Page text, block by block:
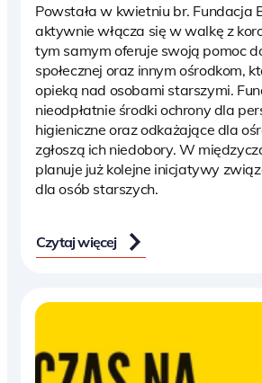
Powstała w kwietniu br. Fundacja
aktywnie włącza się w walkę z
tym samym oferuje swoją pomoc
społecznej oraz innym ośrodkom,
opieką nad osobami starszymi.
nieodpłatnie środki ochrony dla
higieniczne oraz odkażające dla
zgłoszą ich niedobory. W
planuje już kolejne inicjatywy
dla osób starszych.
Czytaj więcej